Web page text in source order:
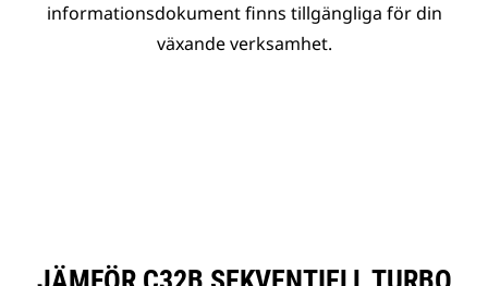
informationsdokument finns tillgängliga för din
växande verksamhet.